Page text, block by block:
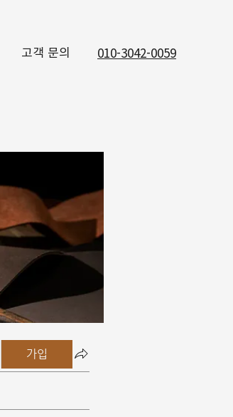
고객 문의 010-3042-0059
가입